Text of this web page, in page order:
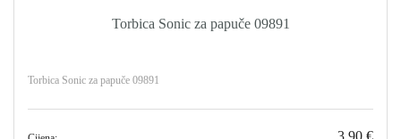
Torbica Sonic za papuče 09891
Torbica Sonic za papuče 09891
3,90 €